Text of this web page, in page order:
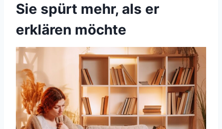
Sie spürt mehr, als er
erklären möchte